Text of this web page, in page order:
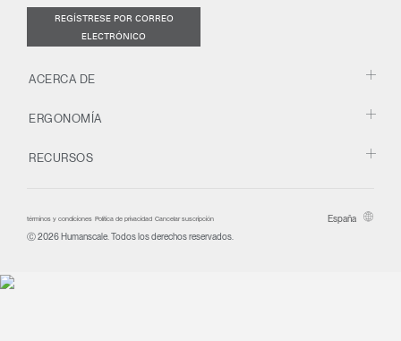
REGÍSTRESE POR CORREO
ELECTRÓNICO
ACERCA DE
ERGONOMÍA
RECURSOS
términos y condiciones Política de privacidad Cancelar suscripción
España
Ⓒ 2026 Humanscale. Todos los derechos reservados.